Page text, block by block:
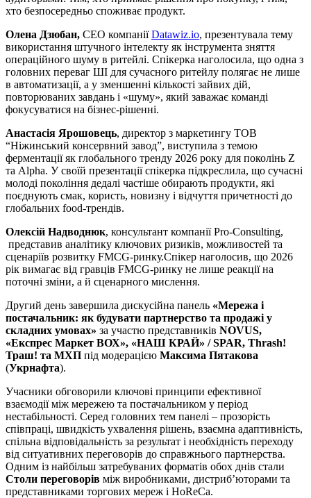
хто безпосередньо споживає продукт.
Олена Дзюбан, CEO компаніїDatawiz.io, презентувала тему
використання штучного інтелекту як інструмента зняття
операційного шуму в ритейлі. Спікерка наголосила, що одна з
головних переваг ШІ для сучасного ритейлу полягає не лише
в автоматизації, а у зменшенні кількості зайвих дій,
повторюваних завдань і «шуму», який заважає команді
фокусуватися на бізнес-рішенні.
Анастасія Ярошовець, директор з маркетингу ТОВ
“Ніжинський консервний завод”, виступила з темою
ферментації як глобального тренду 2026 року для поколінь Z
та Alpha. У своїй презентації спікерка підкреслила, що сучасні
молоді покоління дедалі частіше обирають продукти, які
поєднують смак, користь, новизну і відчуття причетності до
глобальних food-трендів.
Олексій Надводнюк, консультант компанії Pro-Consulting,
представив аналітику ключових ризиків, можливостей та
сценаріїв розвитку FMCG-ринку.Спікер наголосив, що 2026
рік вимагає від гравців FMCG-ринку не лише реакції на
поточні зміни, а й сценарного мислення.
Другий день завершила дискусійна панель «Мережа і
постачальник: як будувати партнерство та продажі у
складних умовах» за участю представників NOVUS,
«Експрес Маркет ВОХ», «НАШ КРАЙ» / SPAR, Thrash!
Траш! та МХП під модерацією Максима Пятакова
(Укрнафта).
Учасники обговорили ключові принципи ефективної
взаємодії між мережею та постачальником у період
нестабільності. Серед головних тем панелі – прозорість
співпраці, швидкість ухвалення рішень, взаємна адаптивність,
спільна відповідальність за результат і необхідність переходу
від ситуативних переговорів до справжнього партнерства.
Одним із найбільш затребуваних форматів обох днів стали
Столи переговорів між виробниками, дистриб’юторами та
представниками торгових мереж і HoReCa.